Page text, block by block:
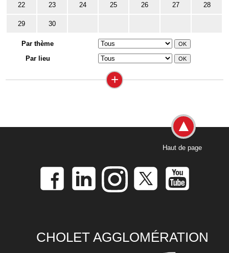
22 23 24 25 26 27 28
29 30
Par thème
Par lieu
+
Haut de page
CHOLET AGGLOMÉRATION